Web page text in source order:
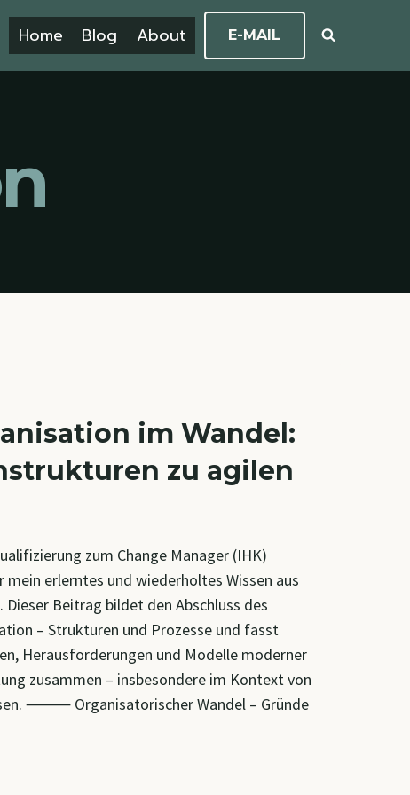
Home Blog About E-MAIL
im Wandel:
zu agilen
zum Change Manager (IHK)
erlerntes und wiederholtes Wissen aus
Beitrag bildet den Abschluss des
– Strukturen und Prozesse und fasst
Herausforderungen und Modelle moderner
zusammen – insbesondere im Kontext von
⸻ Organisatorischer Wandel – Gründe